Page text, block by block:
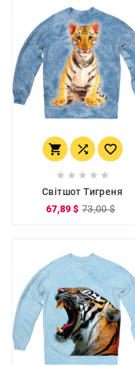
  
    
Світшот Тигреня
67,89 $ 73,00 $